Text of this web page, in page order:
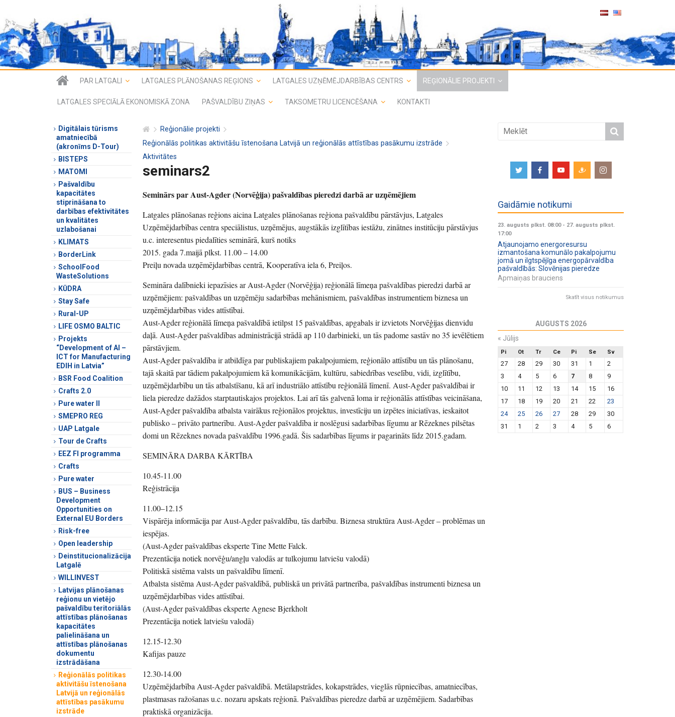
PAR LATGALI LATGALES PLĀNOŠANAS REĢIONS LATGALES UZŅĒMĒJDARBĪBAS CENTRS REĢIONĀLIE PROJEKTI
LATGALES SPECIĀLĀ EKONOMISKĀ ZONA PAŠVALDĪBU ZIŅAS TAKSOMETRU LICENCĒŠANA KONTAKTI
Reģionālie projekti
Reģionālās politikas aktivitāšu īstenošana Latvijā un reģionālās attīstības pasākumu izstrāde
Aktivitātes
seminars2
Seminārs par Aust-Agder (Norvēģija) pašvaldības pieredzi darbā ar uzņēmējiem
Latgales plānošanas reģions aicina Latgales plānošanas reģiona pašvaldību pārstāvjus, Latgales
Uzņēmējdarbības centra speciālistus, uzņēmējus, augstākās izglītības iestāžu, zinātnes institūciju pārstāvjus
u.c. interesentus piedalīties seminārā, kurš notiks
2015. gada 7.maijā plkst. 11.00 – 14.00
Preiļu novada uzņēmējdarbības centrā, Kooperatīva iela 6, Preiļos.
Semināra dalībnieki iepazīsies ar Aust-Agder (Norvēģija) reģionālā līmeņa pašvaldības pieredzi darbā ar
uzņēmējiem: pašvaldības un uzņēmēju sadarbības mehānismiem, pašvaldības instrumentiem biznesa un
uzņēmējdarbības vides attīstībai.
Aust-Agder reģionālā līmeņa pašvaldībā ietilpst 15 pašvaldības, apgabals ir izvietots Norvēģijas dienvidu
daļā. Aust-Agder pašvaldības administrācijā strādā ap 110 darbinieki, un tās padome sastāv no 35 ievēlētiem
pārstāvjiem.
Aust-Agder pašvaldība ir atbildīga par publiskajiem pakalpojumiem, reģionālo attīstību un tās plānošanu,
tajā skaitā par tādiem pakalpojumiem kā komunikācijām, kultūru, sabiedrības veselību, vidi, izglītību,
uzņēmējdarbību un tās atbalstīšanu, kā arī industriālo attīstību reģionālā līmenī. Aust-Agder pašvaldībai ir
liela pieredze dažādos starptautiskajos projektos. Lai arī tās galvenā loma ir reģionālās attīstības veicināšana,
Aust-Agder pašvaldība atbalsta vairākus reģionālos projektus, investīciju un izpētes iniciatīvas, ieskaitot
publisko – privāto partnerību. Aust-Agder pašvaldība ir noslēgusi sadarbības līgumu ar Rēzeknes pilsētas
domi un Rēzeknes novada pašvaldību 1996.gadā. Šis sadarbības līgums ir pagarināts līdz 2015.gadam.
SEMINĀRA DARBA KĀRTĪBA
10.45-11.00
Reģistrācija
11.00–12.15
Vispārēja informācija par Aust-Agder pašvaldību, tās darbību. Biznesa struktūra Aust-Agder – problēmas un
iespējas.
(Aust-Agder pašvaldības eksperte Tine Mette Falck.
Prezentācija notiek norvēģu/angļu valodās ar tulkojumu latviešu valodā)
Politiskā sistēma valsts un pašvaldību līmenī.
Atbalsta sistēma Aust-Agder pašvaldībā, publiskā un privātā partnerība, pašvaldības instrumenti biznesa un
uzņēmējdarbības vides attīstībai.
(Aust-Agder pašvaldības eksperte Agnese Bjerkholt
Prezentācija notiek latviešu valodā)
12.15-12.30
Kafijas pauze
12.30-14.00
Uzņēmējdarbība Aust-Agder pašvaldībā. Metālapstrādes, kokapstrādes, vieglās rūpniecības, amatniecības,
plastmasas ražošanas u.c. nozaru apskats reģionā. Pašvaldības pieredze darbā ar uzņēmējiem. Sadarbības
praktiskā organizācija.
Digitālais tūrisms
amatniecībā
(akronīms D-Tour)
BISTEPS
MATOMI
Pašvaldību
kapacitātes
stiprināšana to
darbības efektivitātes
un kvalitātes
uzlabošanai
KLIMATS
BorderLink
SchoolFood
WasteSolutions
KŪDRA
Stay Safe
Rural-UP
LIFE OSMO BALTIC
Projekts
“Development of AI –
ICT for Manufacturing
EDIH in Latvia”
BSR Food Coalition
Crafts 2.0
Pure water II
SMEPRO REG
UAP Latgale
Tour de Crafts
EEZ FI programma
Crafts
Pure water
BUS – Business
Development
Opportunities on
External EU Borders
Risk-free
Open leadership
Deinstitucionalizācija
Latgalē
WILLINVEST
Latvijas plānošanas
reģionu un vietējo
pašvaldību teritoriālās
attīstības plānošanas
kapacitātes
palielināšana un
attīstības plānošanas
dokumentu
izstrādāšana
Reģionālās politikas
aktivitāšu īstenošana
Latvijā un reģionālās
attīstības pasākumu
izstrāde
Gaidāmie notikumi
23. augusts plkst. 08:00- 27. augusts plkst.
17:00
Atjaunojamo energoresursu
izmantošana komunālo pakalpojumu
jomā un ilgtspējīga energopārvaldība
pašvaldībās: Slovēnijas pieredze
Apmaiņas brauciens
Skatīt visus notikumus
AUGUSTS 2026
« Jūlijs
Pi Ot Tr Ce Pi Se Sv
27 28 29 30 31 1
2
3
4 5 6 7 8
9
10
11 12 13 14 15
16
17
18 19 20 21 22
23
24
25 26 27 28 29
30
31
1 2 3 4 5 6